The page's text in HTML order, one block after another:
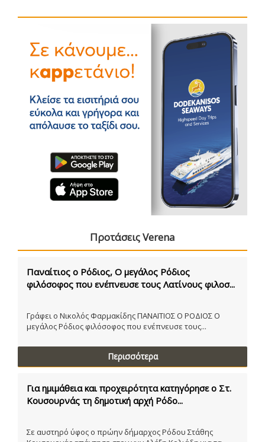
Προτάσεις Verena
Παναίτιος ο Ρόδιος, Ο μεγάλος Ρόδιος
φιλόσοφος που ενέπνευσε τους Λατίνους φιλοσ...
Γράφει ο Νικολός Φαρμακίδης ΠΑΝΑΙΤΙΟΣ Ο ΡΟΔΙΟΣ Ο
μεγάλος Ρόδιος φιλόσοφος που ενέπνευσε τους...
Περισσότερα
Για ημιμάθεια και προχειρότητα κατηγόρησε ο Στ.
Κουσουρνάς τη δημοτική αρχή Ρόδο...
Σε αυστηρό ύφος ο πρώην δήμαρχος Ρόδου Στάθης